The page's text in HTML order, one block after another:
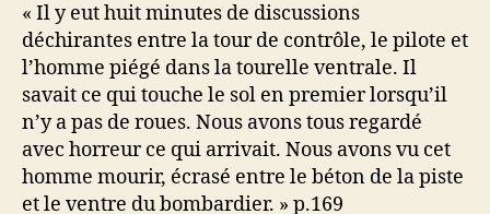
« Il y eut huit minutes de discussions
déchirantes entre la tour de contrôle, le pilote et
l’homme piégé dans la tourelle ventrale. Il
savait ce qui touche le sol en premier lorsqu’il
n’y a pas de roues. Nous avons tous regardé
avec horreur ce qui arrivait. Nous avons vu cet
homme mourir, écrasé entre le béton de la piste
et le ventre du bombardier. » p.169